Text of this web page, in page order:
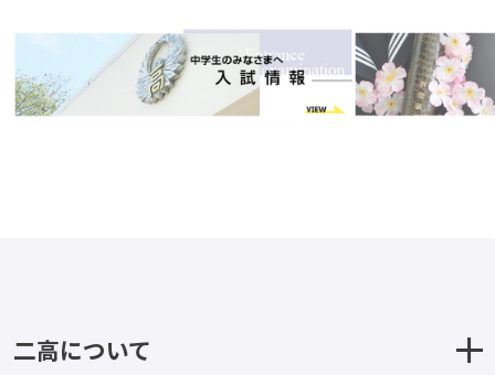
二高について